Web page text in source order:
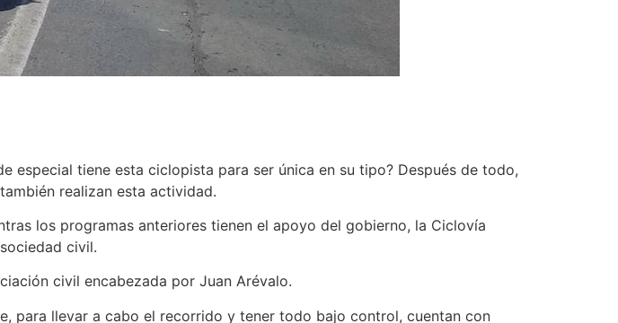
especial tiene esta ciclopista para ser única en su tipo? Después de todo,
realizan esta actividad.
los programas anteriores tienen el apoyo del gobierno, la Ciclovía
civil.
civil encabezada por Juan Arévalo.
para llevar a cabo el recorrido y tener todo bajo control, cuentan con